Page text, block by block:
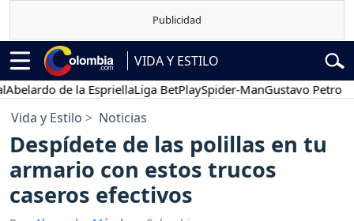
VIDA Y ESTILO
de la EspriellaLiga BetPlaySpider-ManGustavo Petro
Vida y Estilo Noticias
Despídete de las polillas en tu
armario con estos trucos
caseros efectivos